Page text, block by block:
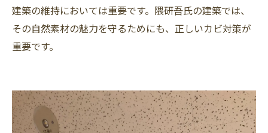
建築の維持においては重要です。隈研吾氏の建築では、
その自然素材の魅力を守るためにも、正しいカビ対策が
重要です。